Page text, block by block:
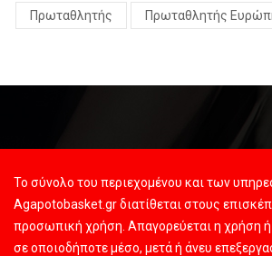
Πρωταθλητής Πρωταθλητής
Το σύνολο του περιεχομένου και των
Agapotobasket.gr διατίθεται στους
προσωπική χρήση. Απαγορεύεται η χρήση
σε οποιοδήποτε μέσο, μετά ή άνευ